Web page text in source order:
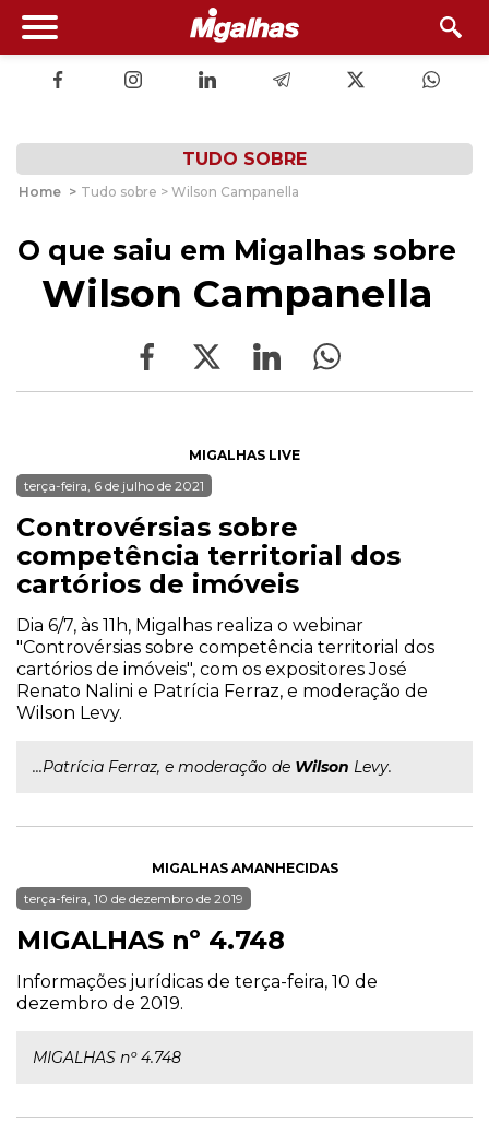
TUDO SOBRE
Home > Tudo sobre > Wilson Campanella
O que saiu em Migalhas sobre
Wilson Campanella
MIGALHAS LIVE
terça-feira, 6 de julho de 2021
Controvérsias sobre
competência territorial dos
cartórios de imóveis
Dia 6/7, às 11h, Migalhas realiza o webinar
"Controvérsias sobre competência territorial dos
cartórios de imóveis", com os expositores José
Renato Nalini e Patrícia Ferraz, e moderação de
Wilson Levy.
...Patrícia Ferraz, e moderação de Wilson Levy.
MIGALHAS AMANHECIDAS
terça-feira, 10 de dezembro de 2019
MIGALHAS nº 4.748
Informações jurídicas de terça-feira, 10 de
dezembro de 2019.
MIGALHAS nº 4.748